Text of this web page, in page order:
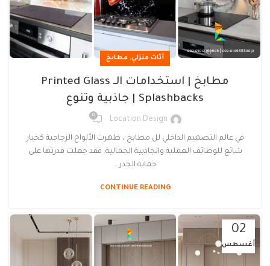
أثاث منزلي, مطابخ
مطابخ | استخدامات الـ Printed Glass
Splashbacks | جاذبية وتنوع
Location Design
0
في عالم التصميم الداخلي لل مطابخ ، ظهرت الألواح الزجاجية كخيار
شائع للوظائف العملية والجاذبية الجمالية. فقد جعلت قدرتها على
حماية الجدر...
CONTINUE READING
02
أغسطس